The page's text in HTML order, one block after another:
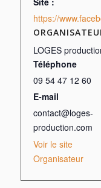
https://
LOGES
Téléphone
09 54 47 12 60
E-mail
contact@loges-
production.com
Voir le site
Organisateur